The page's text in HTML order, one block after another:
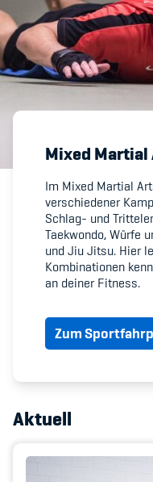
Events
Member's
Fairplay
Academy
Blog
Diversität &
Infomails
Mixed Martial
Im Mixed Martial
verschiedener
Schlag- und
Taekwondo, Würfe
und Jiu Jitsu. Hier
Kombinationen
an deiner Fitness.
Zum
Aktuell